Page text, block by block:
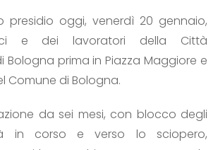
presidio oggi, venerdì 20 gennaio,
e dei lavoratori della Città
Bologna prima in Piazza Maggiore e
Comune di Bologna.
da sei mesi, con blocco degli
in corso e verso lo sciopero,